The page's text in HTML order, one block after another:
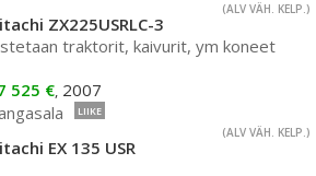
(ALV VÄH. KELP.)
ZX225USRLC-3
traktorit, kaivurit, ym koneet
525 €, 2007
LIIKE
(ALV VÄH. KELP.)
EX 135 USR